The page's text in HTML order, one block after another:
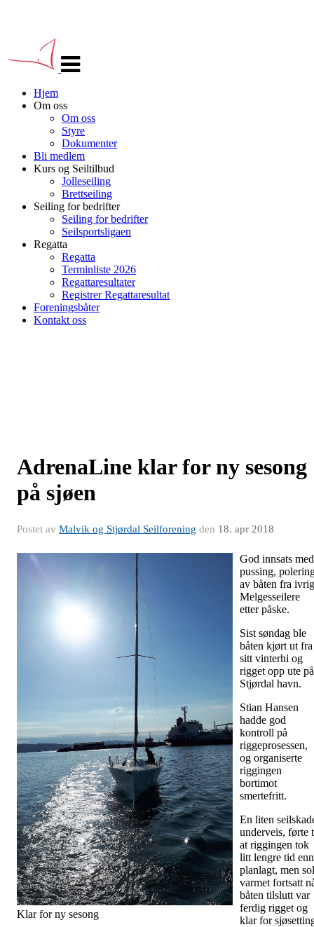
navigasjon
Hjem
Om oss
Om oss
Styre
Dokumenter
Bli medlem
Kurs og Seiltilbud
Jolleseiling
Brettseiling
Seiling for bedrifter
Seiling for bedrifter
Seilsportsligaen
Regatta
Regatta
Terminliste 2026
Regattaresultater
Registrer Regattaresultat
Foreningsbåter
Kontakt oss
AdrenaLine klar for ny sesong
på sjøen
Postet av Malvik og Stjørdal Seilforening den 18. apr 2018
Klar for ny sesong
God innsats med
pussing,
av båten fra
Melgesseilere
etter påske.
Sist søndag ble
båten kjørt ut fra
sitt vinterhi og
rigget opp ute på
Stjørdal havn.
Stian Hansen
hadde god
kontroll på
riggeprosessen,
og organiserte
riggingen
bortimot
smertefritt.
En liten
underveis, førte
at riggingen tok
litt lengre tid enn
planlagt, men
varmet fortsatt
båten tilslutt var
ferdig rigget og
klar for